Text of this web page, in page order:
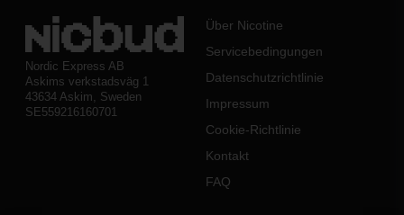
Nordic Express AB
Askims verkstadsväg 1
43634 Askim, Sweden
SE559216160701
Über Nicotine
Servicebedingungen
Datenschutzrichtlinie
Impressum
Cookie-Richtlinie
Kontakt
FAQ